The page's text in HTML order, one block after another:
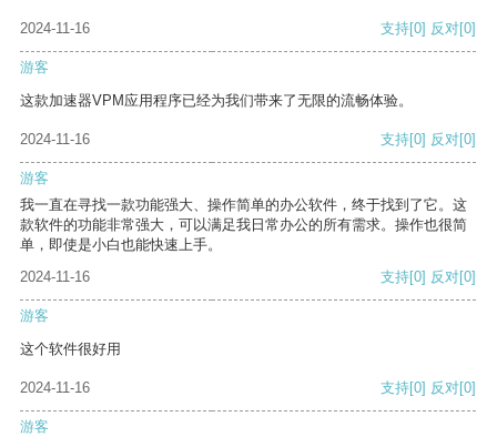
2024-11-16 支持[0] 反对[0]
游客
这款加速器VPM应用程序已经为我们带来了无限的流畅体验。
2024-11-16 支持[0] 反对[0]
游客
我一直在寻找一款功能强大、操作简单的办公软件，终于找到了它。这
款软件的功能非常强大，可以满足我日常办公的所有需求。操作也很简
单，即使是小白也能快速上手。
2024-11-16
支持[0] 反对[0]
游客
这个软件很好用
2024-11-16 支持[0] 反对[0]
游客